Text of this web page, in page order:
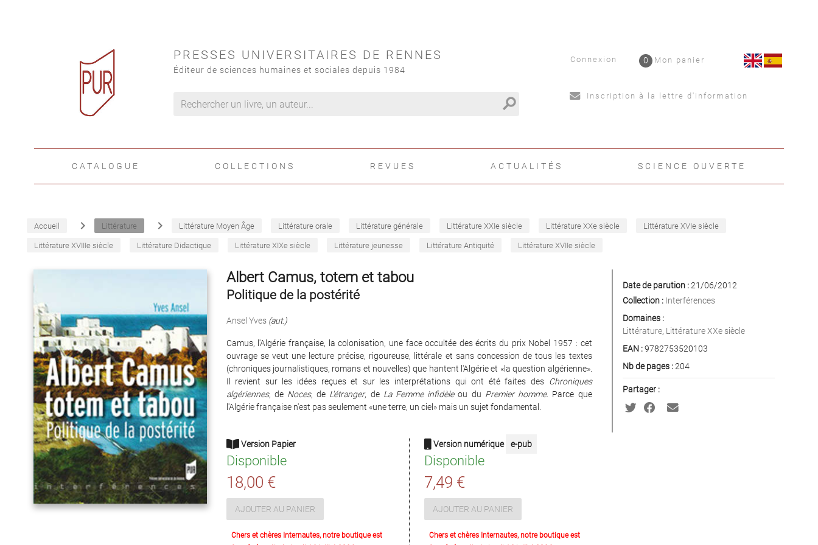
PRESSES UNIVERSITAIRES DE RENNES
Éditeur de sciences humaines et sociales depuis 1984
search
Connexion Mon panier
0
Inscription à la lettre d'information
CATALOGUE COLLECTIONS REVUES ACTUALITÉS SCIENCE OUVERTE
Accueil navigate_next Littérature navigate_next Littérature Moyen Âge Littérature orale Littérature générale Littérature XXIe siècle Littérature XXe siècle Littérature XVIe siècle
Littérature XVIIIe siècle Littérature Didactique Littérature XIXe siècle Littérature jeunesse Littérature Antiquité Littérature XVIIe siècle
Albert Camus, totem et tabou
Politique de la postérité
Ansel Yves (aut.)
Camus, l'Algérie française, la colonisation, une face occultée des écrits du prix Nobel 1957 : cet
ouvrage se veut une lecture précise, rigoureuse, littérale et sans concession de tous les textes
(chroniques journalistiques, romans et nouvelles) que hantent l'Algérie et «la question algérienne».
Il revient sur les idées reçues et sur les interprétations qui ont été faites des Chroniques
algériennes, de Noces, de L'étranger, de La Femme infidèleou du Premier homme. Parce que
l'Algérie française n'est pas seulement «une terre, un ciel» mais un sujet fondamental.
Version Papier
Disponible
18,00 €
AJOUTER AU PANIER
Chers et chères Internautes, notre boutique est
Version numérique e-pub
Disponible
7,49 €
AJOUTER AU PANIER
Chers et chères Internautes, notre boutique est
Date de parution :21/06/2012
Collection : Interférences
Domaines :
Littérature, Littérature XXe siècle
EAN :9782753520103
Nb de pages :204
Partager :